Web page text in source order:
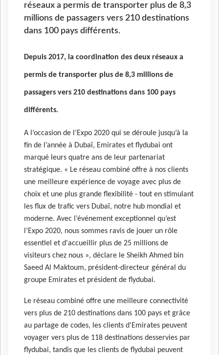
réseaux a permis de transporter plus de 8,3
millions de passagers vers 210 destinations
dans 100 pays différents.
Depuis 2017, la coordination des deux réseaux a
permis de transporter plus de 8,3 millions de
passagers vers 210 destinations dans 100 pays
différents.
A l’occasion de l’Expo 2020 qui se déroule jusqu’à la
fin de l’année à Dubaï, Emirates et flydubai ont
marqué leurs quatre ans de leur partenariat
stratégique. « Le réseau combiné offre à nos clients
une meilleure expérience de voyage avec plus de
choix et une plus grande flexibilité - tout en stimulant
les flux de trafic vers Dubaï, notre hub mondial et
moderne. Avec l’événement exceptionnel qu’est
l’Expo 2020, nous sommes ravis de jouer un rôle
essentiel et d'accueillir plus de 25 millions de
visiteurs chez nous », déclare le Sheikh Ahmed bin
Saeed Al Maktoum, président-directeur général du
groupe Emirates et président de flydubai.
Le réseau combiné offre une meilleure connectivité
vers plus de 210 destinations dans 100 pays et grâce
au partage de codes, les clients d'Emirates peuvent
voyager vers plus de 118 destinations desservies par
flydubai, tandis que les clients de flydubai peuvent